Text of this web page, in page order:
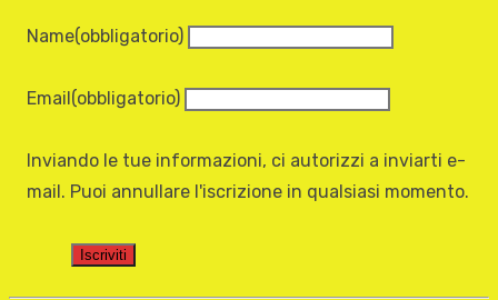
Name(obbligatorio)
Email(obbligatorio)
Inviando le tue informazioni, ci autorizzi a inviarti e-
mail. Puoi annullare l'iscrizione in qualsiasi momento.
Iscriviti